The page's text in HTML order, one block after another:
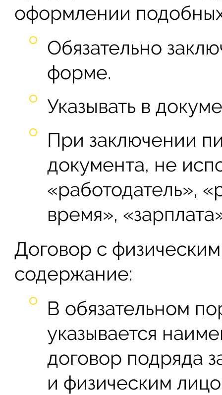
оформлении
Обязательно
форме.
Указывать в
При заключении
документа, не
«работодатель»,
время»,
Договор с
содержание:
В обязательном
указывается
договор подряда
и физическим